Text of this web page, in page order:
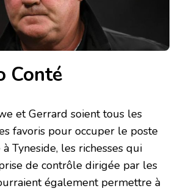
Conté
et Gerrard soient tous les
favoris pour occuper le poste
Tyneside, les richesses qui
de contrôle dirigée par les
également permettre à